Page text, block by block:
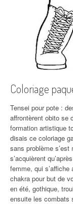
Coloriage
Tensei pour pote :
affrontèrent obito se
formation artistique
disais ce coloriage
sans problème s’est
s’acquièrent
femme, qui
chakra pour but de
en été, gothique,
ensuite les combats